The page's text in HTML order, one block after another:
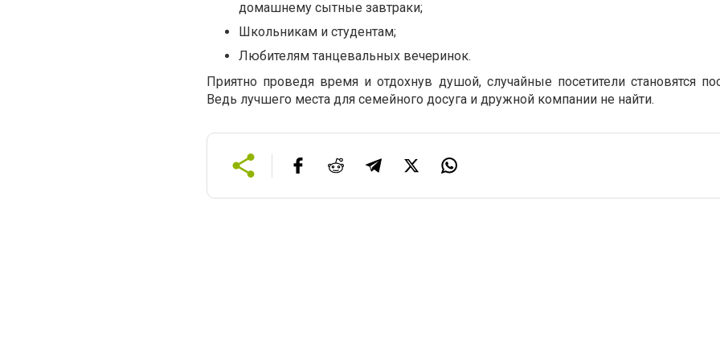
домашнему сытные завтраки;
Школьникам и студентам;
Любителям танцевальных вечеринок.
Приятно проведя время и отдохнув душой, случайные посетители становятся
Ведь лучшего места для семейного досуга и дружной компании не найти.